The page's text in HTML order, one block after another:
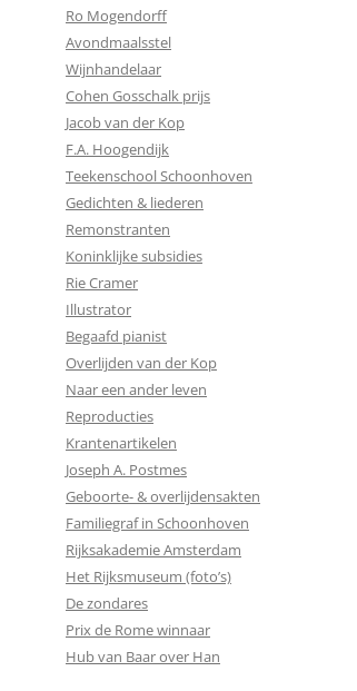
Ro Mogendorff
Avondmaalsstel
Wijnhandelaar
Cohen Gosschalk prijs
Jacob van der Kop
F.A. Hoogendijk
Teekenschool Schoonhoven
Gedichten & liederen
Remonstranten
Koninklijke subsidies
Rie Cramer
Illustrator
Begaafd pianist
Overlijden van der Kop
Naar een ander leven
Reproducties
Krantenartikelen
Joseph A. Postmes
Geboorte- & overlijdensakten
Familiegraf in Schoonhoven
Rijksakademie Amsterdam
Het Rijksmuseum (foto’s)
De zondares
Prix de Rome winnaar
Hub van Baar over Han